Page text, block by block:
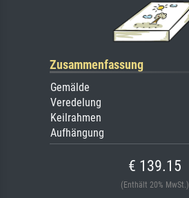
Zusammenfassung
Gemälde
Veredelung
Keilrahmen
Aufhängung
€ 139.15
(Enthält 20% MwSt.)